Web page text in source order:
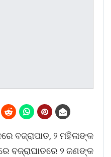
ବଜ୍ରାପାତ, ୨ ମହିଳାଙ୍କ
ବଜ୍ରାଘାତରେ ୨ ଜଣଙ୍କ